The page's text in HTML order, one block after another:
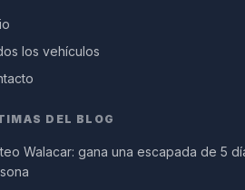
los vehículos
DEL BLOG
Walacar: gana una escapada de 5